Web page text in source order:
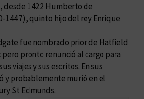
desde 1422 Humberto de
1447), quinto hijo del rey Enrique
fue nombrado prior de Hatfield
pero pronto renunció al cargo para
viajes y sus escritos. En sus
y probablemente murió en el
St Edmunds.